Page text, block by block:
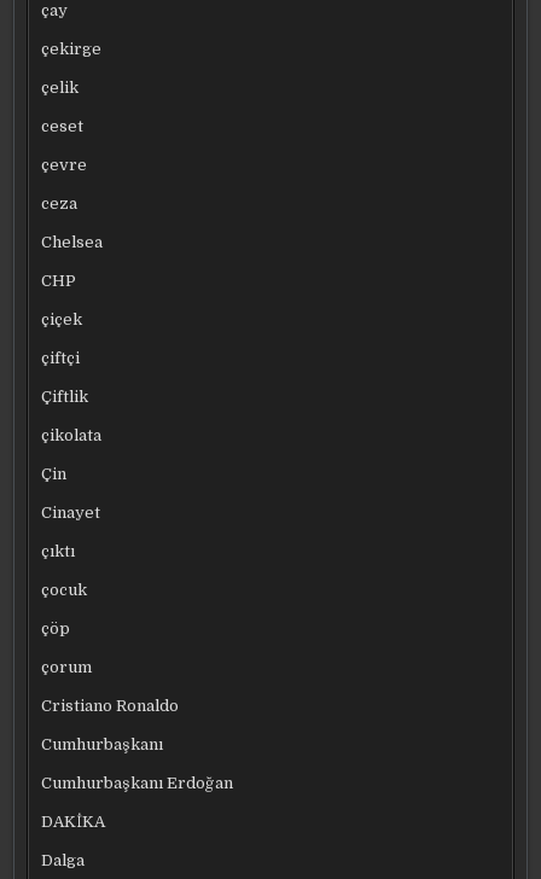
çay
çekirge
çelik
ceset
çevre
ceza
Chelsea
CHP
çiçek
çiftçi
Çiftlik
çikolata
Çin
Cinayet
çıktı
çocuk
çöp
çorum
Cristiano Ronaldo
Cumhurbaşkanı
Cumhurbaşkanı Erdoğan
DAKİKA
Dalga